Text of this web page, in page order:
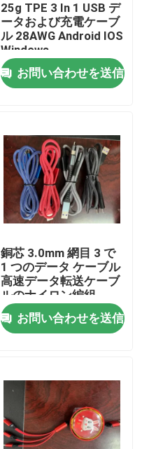
25g TPE 3 In 1 USB デ
ータおよび充電ケーブ
ル 28AWG Android IOS
Windows
お問い合わせを送信
銅芯 3.0mm 網目 3 で
1 つのデータ ケーブル
高速データ転送ケーブ
ルのナイロン編組
お問い合わせを送信